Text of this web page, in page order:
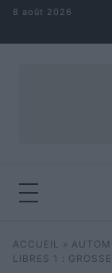
Aller au contenu
8 août 2026
Rechercher
ACCUEIL »
LIBRES 1 :